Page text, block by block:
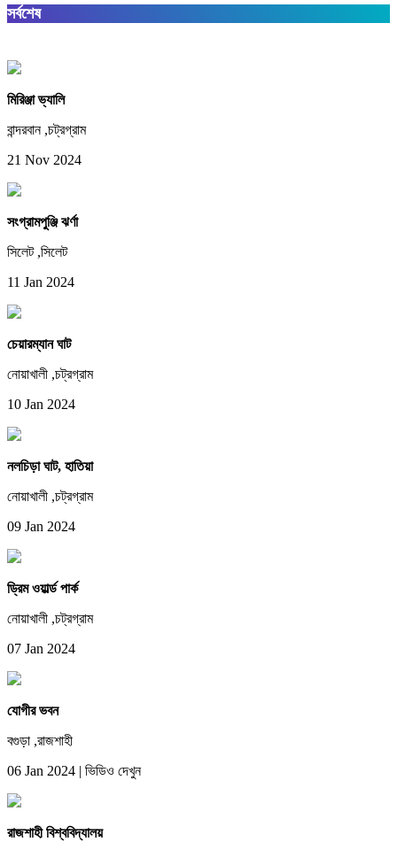
সর্বশেষ
মিরিঞ্জা ভ্যালি
বান্দরবান ,চট্রগ্রাম
21 Nov 2024
সংগ্রামপুঞ্জি ঝর্ণা
সিলেট ,সিলেট
11 Jan 2024
চেয়ারম্যান ঘাট
নোয়াখালী ,চট্রগ্রাম
10 Jan 2024
নলচিড়া ঘাট, হাতিয়া
নোয়াখালী ,চট্রগ্রাম
09 Jan 2024
ড্রিম ওয়ার্ল্ড পার্ক
নোয়াখালী ,চট্রগ্রাম
07 Jan 2024
যোগীর ভবন
বগুড়া ,রাজশাহী
06 Jan 2024 | ভিডিও দেখুন
রাজশাহী বিশ্ববিদ্যালয়